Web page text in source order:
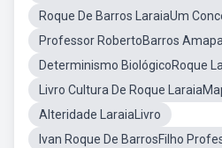
Roque De Barros LaraiaUm
Professor RobertoBarros Amapa
Determinismo BiológicoRoque
Livro Cultura De Roque
Alteridade LaraiaLivro
Ivan Roque De BarrosFilho